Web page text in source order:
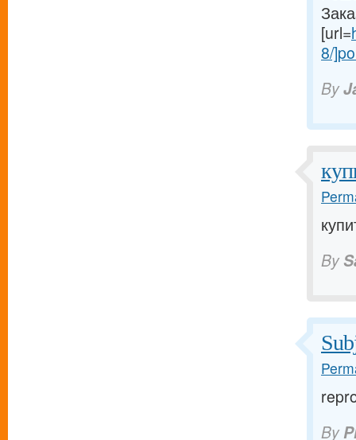
[url=
8/
By
By
By